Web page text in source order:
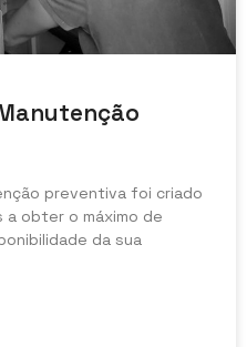
preventiva foi criado
a obter o máximo de
da sua